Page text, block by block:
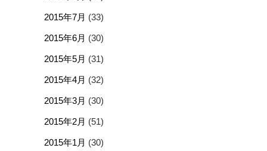
2015年7月 (33)
2015年6月 (30)
2015年5月 (31)
2015年4月 (32)
2015年3月 (30)
2015年2月 (51)
2015年1月 (30)